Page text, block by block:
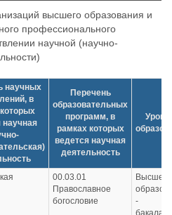
высшего образования и
профессионального
научной (научно-
научных
в
научная
Перечень
образовательных
программ, в
рамках которых
ведется научная
деятельность
00.03.01
Православное
богословие
Высшее
-